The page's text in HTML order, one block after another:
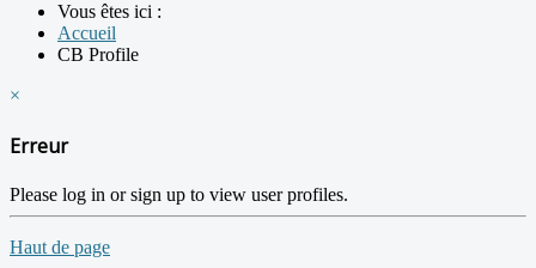
Vous êtes ici :
Accueil
CB Profile
×
Erreur
Please log in or sign up to view user profiles.
Haut de page